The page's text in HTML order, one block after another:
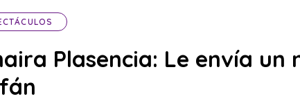
Plasencia: Le envía